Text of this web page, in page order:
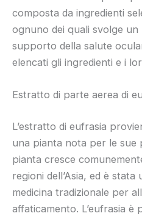
composta da ingredienti
ognuno dei quali svolge
supporto della salute
elencati gli ingredienti e i
Estratto di parte aerea di
L’estratto di eufrasia
una pianta nota per le sue
pianta cresce
regioni dell’Asia, ed è
medicina tradizionale per
affaticamento. L’eufrasia è